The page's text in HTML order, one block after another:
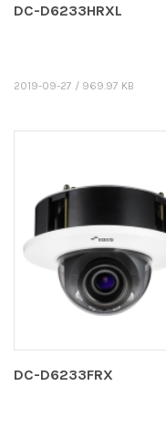
DC-D6233HRXL
2019-09-27 / 969.97 KB
DC-D6233FRX